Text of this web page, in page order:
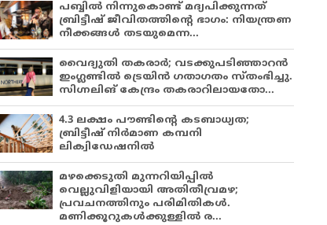
പബ്ബില്‍ നിന്നുകൊണ്ട് മദ്യപിക്കുന്നത്
ബ്രിട്ടീഷ് ജീവിതത്തിന്റെ ഭാഗം: നിയന്ത്രണ
നീക്കങ്ങള്‍ തടയുമെന്ന...
വൈദ്യുതി തകരാർ; വടക്കുപടിഞ്ഞാറൻ
ഇംഗ്ലണ്ടിൽ ട്രെയിൻ ഗതാഗതം സ്തംഭിച്ചു.
സിഗ്നലിങ് കേന്ദ്രം തകരാറിലായതോ...
4.3 ലക്ഷം പൗണ്ടിന്റെ കടബാധ്യത;
ബ്രിട്ടീഷ് നിർമാണ കമ്പനി
ലിക്വിഡേഷനിൽ
മഴക്കെടുതി മുന്നറിയിപ്പിൽ
വെല്ലുവിളിയായി അതിതീവ്രമഴ;
പ്രവചനത്തിനും പരിമിതികൾ.
മണിക്കൂറുകൾക്കുള്ളിൽ ര...